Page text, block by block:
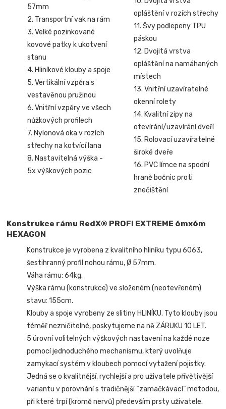
57mm
2. Transportní vak na rám
3. Velké pozinkované
kovové patky k ukotvení
stanu
4. Hliníkové klouby a spoje
5. Vertikální vzpěra s
vestavěnou pružinou
6. Vnitřní vzpěry ve všech
nůžkových profilech
7. Nylonová oka v rozích
střechy na kotvící lana
8. Nastavitelná výška -
5x výškových pozic
opláštění v rozích střechy
11. Švy podlepeny TPU
páskou
12. Dvojitá vrstva
opláštění na namáhaných
místech
13. Vnitřní uzavíratelné
okenní rolety
14. Kvalitní zipy na
otevírání/uzavírání dveří
15. Rolovací uzavíratelné
široké dveře
16. PVC límce na spodní
hraně bočnic proti
znečištění
Konstrukce rámu RedX® PROFI EXTREME 6mx6m
HEXAGON
Konstrukce je vyrobena z kvalitního hliníku typu 6063,
šestihranný profil nohou rámu, Ø 57mm.
Váha rámu: 64kg.
Výška rámu (konstrukce) ve složeném (neotevřeném)
stavu: 155cm.
Klouby a spoje vyrobeny ze slitiny HLINÍKU. Tyto klouby jsou
téměř nezničitelné, poskytujeme na ně ZÁRUKU 10 LET.
5 úrovní volitelných výškových nastavení na každé noze
pomocí jednoduchého mechanismu, který uvolňuje
zamykací systém v kloubech pomocí vytažení pojistky.
Jedná se o kvalitnější, rychlejší a pro uživatele přívětivější
variantu v porovnání s tradičnější “zamačkávací” metodou,
při které trpí (kromě nervů) především prsty uživatele.